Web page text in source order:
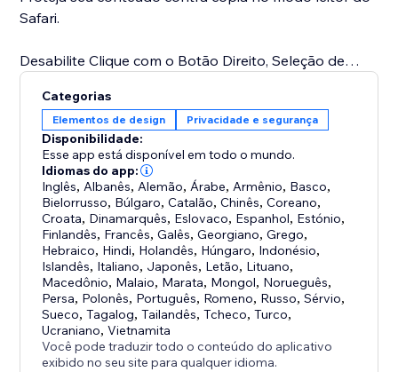
Safari.
Desabilite Clique com o Botão Direito, Seleção de
Fortaleça seus ativos restringindo ações comuns.
Guard garante que sua propriedade intelectual
permaneça segura e protegida – seu companheiro de
segurança digital.
Aviso Legal: O aplicativo Guard não garante que os
visitantes do site não consigam copiar o conteúdo do
site, pois isso é impossível. Implementamos recursos
para reduzir a chance e dificultar que outras pessoas
copiem seu conteúdo.
Categorias
Elementos de design Privacidade e segurança
Disponibilidade:
Esse app está disponível em todo o mundo.
Idiomas do app:
Inglês, Albanês, Alemão, Árabe, Armênio, Basco,
Bielorrusso, Búlgaro,Catalão,Chinês,Coreano,
Croata, Dinamarquês, Eslovaco, Espanhol, Estónio,
Finlandês, Francês,Galês,Georgiano,Grego,
Hebraico, Hindi, Holandês, Húngaro, Indonésio,
Islandês, Italiano, Japonês, Letão, Lituano,
Macedônio, Malaio, Marata, Mongol, Norueguês,
Persa, Polonês, Português, Romeno, Russo,Sérvio,
Sueco,Tagalog,Tailandês,Tcheco,Turco,
Ucraniano,Vietnamita
Você pode traduzir todo o conteúdo do aplicativo
exibido no seu site para qualquer idioma.